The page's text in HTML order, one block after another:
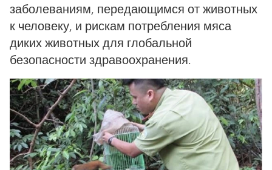
заболеваниям, передающимся от животных
к человеку, и рискам потребления мяса
диких животных для глобальной
безопасности здравоохранения.